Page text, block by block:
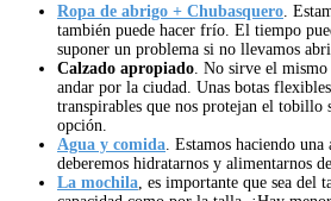
Ropa de abrigo + Chubasquero .
también puede hacer frío. El tiempo
suponer un problema si no llevamos
Calzado apropiado . No sirve el
andar por la ciudad. Unas botas
transpirables que nos protejan el tobillo
opción.
Agua y comida . Estamos haciendo
deberemos hidratarnos y alimentarnos
La mochila , es importante que sea del